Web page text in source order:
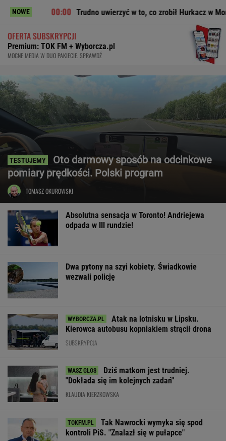
NOWE
Trudno uwierzyć w to, co zrobił Hurkacz w Montrealu. Miał już
OFERTA SUBSKRYPCJI
Premium: TOK FM + Wyborcza.pl
MOCNE MEDIA W DUO PAKIECIE. SPRAWDŹ
Oto darmowy sposób na odcinkowe
pomiary prędkości. Polski program
TOMASZ OKUROWSKI
Absolutna sensacja w Toronto! Andriejewa
odpada w III rundzie!
Dwa pytony na szyi kobiety. Świadkowie
wezwali policję
Atak na lotnisku w Lipsku.
Kierowca autobusu kopniakiem strącił drona
SUBSKRYPCJA
Dziś matkom jest trudniej.
"Dokłada się im kolejnych zadań"
KLAUDIA KIERZKOWSKA
Tak Nawrocki wymyka się spod
kontroli PiS. "Znalazł się w pułapce"